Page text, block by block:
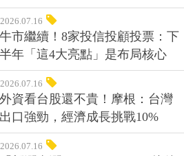
2026.07.16
牛市繼續！8家投信投顧投票：下
半年「這4大亮點」是布局核心
2026.07.16
外資看台股還不貴！摩根：台灣
出口強勁，經濟成長挑戰10%
2026.07.16